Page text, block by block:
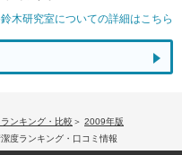
木研究室についての詳細はこちら
ンキング・比較
2009年版
度ランキング・口コミ情報